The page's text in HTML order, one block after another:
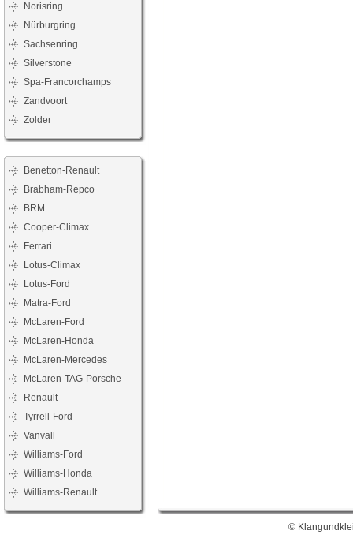
Norisring
Nürburgring
Sachsenring
Silverstone
Spa-Francorchamps
Zandvoort
Zolder
Benetton-Renault
Brabham-Repco
BRM
Cooper-Climax
Ferrari
Lotus-Climax
Lotus-Ford
Matra-Ford
McLaren-Ford
McLaren-Honda
McLaren-Mercedes
McLaren-TAG-Porsche
Renault
Tyrrell-Ford
Vanvall
Williams-Ford
Williams-Honda
Williams-Renault
©